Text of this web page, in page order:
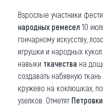
Взрослые участники
народных ремесел 10
гончарному искусству,
игрушки и народных
навыки ткачества на
создавать набивную
кружево на коклюшках,
узелков. Отметят Петровки